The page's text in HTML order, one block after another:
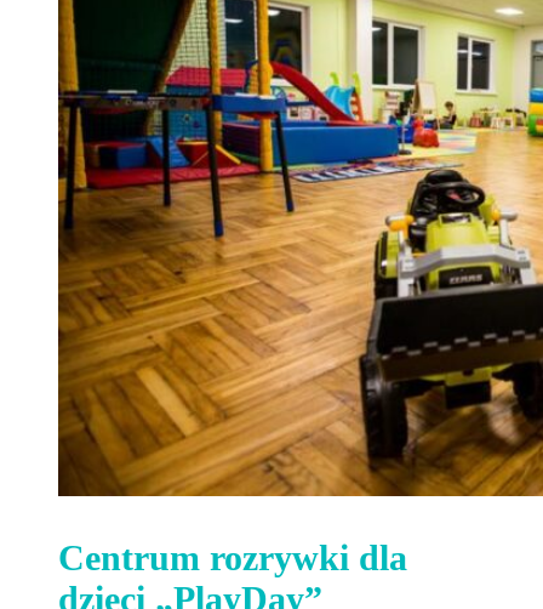
Centrum rozrywki dla
dzieci „PlayDay”